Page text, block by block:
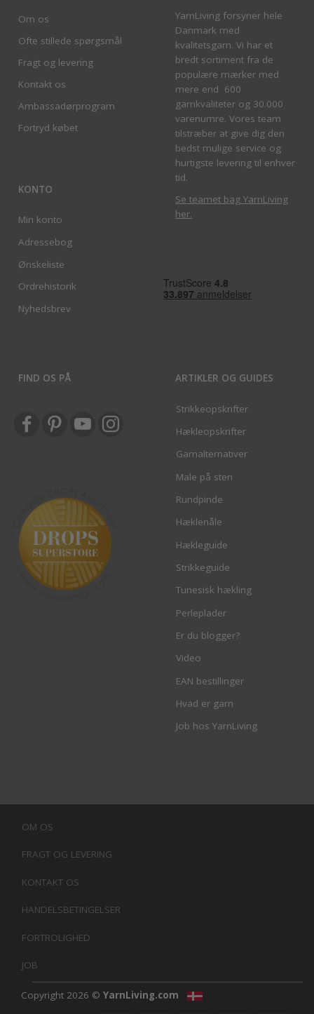
Om os
Ofte stillede spørgsmål
Fragt og levering
Kontakt os
Ambassadørprogram
Fortryd købet
KONTO
Min konto
Adressebog
Ønskeliste
Ordrehistorik
Nyhedsbrev
YarnLiving forsyner hele
Danmark med
kvalitetsgarn. Vi har et
bredt sortiment fra de
populære mærker med
mere end 600
garnkvaliteter og 30.000
varenumre. Vores team
tilstræber at give dig den
bedst mulige service og
hurtigste levering til enhver
tid.
Se teamet bag YarnLiving
her.
FIND OS PÅ ARTIKLER OG GUIDES
Strikkeopskrifter
Hækleopskrifter
Garnalternativer
Male på sten
Rundpinde
Hæklenåle
Hækleguide
Strikkeguide
Tunesisk hækling
Perleplader
Er du blogger?
Video
EAN bestillinger
Hvad er garn
Job hos YarnLiving
OM OS
FRAGT OG LEVERING
KONTAKT OS
HANDELSBETINGELSER
FORTROLIGHED
JOB
Copyright 2026 © YarnLiving.com